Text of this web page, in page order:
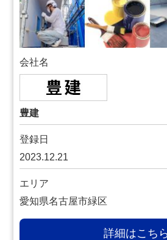
会社名
豊建
登録日
2023.12.21
エリア
愛知県名古屋市緑区
詳細はこち